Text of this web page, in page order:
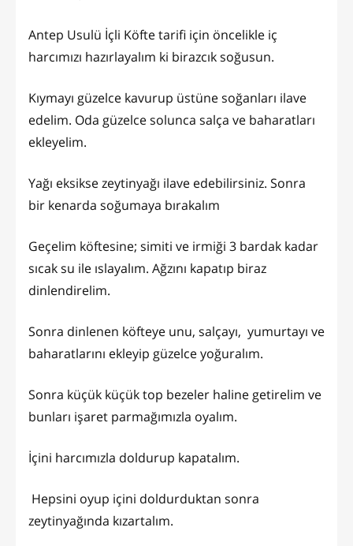
Antep Usulü İçli Köfte tarifi için öncelikle iç
harcımızı hazırlayalım ki birazcık soğusun.
Kıymayı güzelce kavurup üstüne soğanları ilave
edelim. Oda güzelce solunca salça ve baharatları
ekleyelim.
Yağı eksikse zeytinyağı ilave edebilirsiniz. Sonra
bir kenarda soğumaya bırakalım
Geçelim köftesine; simiti ve irmiği 3 bardak kadar
sıcak su ile ıslayalım. Ağzını kapatıp biraz
dinlendirelim.
Sonra dinlenen köfteye unu, salçayı, yumurtayı ve
baharatlarını ekleyip güzelce yoğuralım.
Sonra küçük küçük top bezeler haline getirelim ve
bunları işaret parmağımızla oyalım.
İçini harcımızla doldurup kapatalım.
Hepsini oyup içini doldurduktan sonra
zeytinyağında kızartalım.